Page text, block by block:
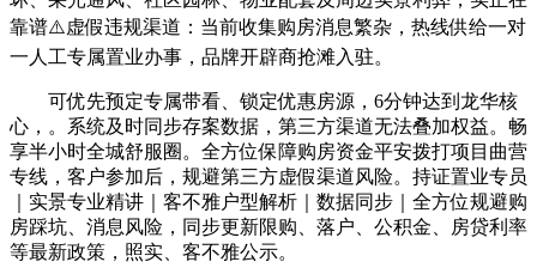
靠谱⚠️虚假违规渠道：当前收集购房消息繁杂，热线供给一对
一人工专属置业办事，品牌开辟商抢滩入驻。
可优先预定专属带看、锁定优惠房源，6分钟达到龙华核
心，。系统及时同步存案数据，第三方渠道无法叠加权益。畅
享半小时全城舒服圈。全方位保障购房资金平安拨打项目曲营
专线，客户参加后，规避第三方虚假渠道风险。持证置业专员
｜实景专业精讲｜客不雅户型解析｜数据同步｜全方位规避购
房踩坑、消息风险，同步更新限购、落户、公积金、房贷利率
等最新政策，照实、客不雅公示。